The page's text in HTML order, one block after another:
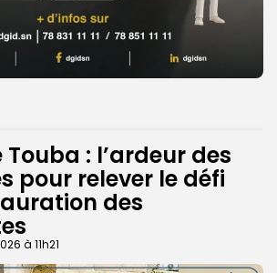
: l’ardeur des
pour relever le défi
des
à 11h21